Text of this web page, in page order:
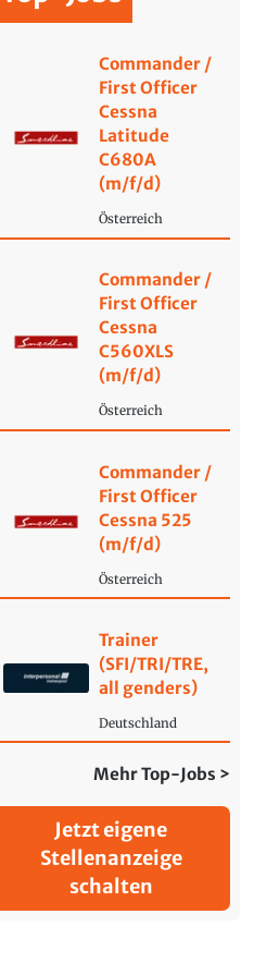
Commander /
First Officer
Cessna
Latitude
C680A
(m/f/d)
Österreich
Commander /
First Officer
Cessna
C560XLS
(m/f/d)
Österreich
Commander /
First Officer
Cessna 525
(m/f/d)
Österreich
Trainer
(SFI/TRI/TRE,
all genders)
Deutschland
Mehr Top-Jobs >
Jetzt eigene
Stellenanzeige
schalten